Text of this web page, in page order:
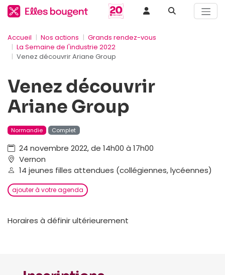
Accueil Nos actions
Grands rendez-vous
La Semaine de l'industrie 2022
Venez découvrir Ariane Group
Venez découvrir
Ariane Group
Normandie Complet
24 novembre 2022, de 14h00 à 17h00
Vernon
14 jeunes filles attendues (collégiennes, lycéennes)
ajouter à votre agenda
Horaires à définir ultérieurement